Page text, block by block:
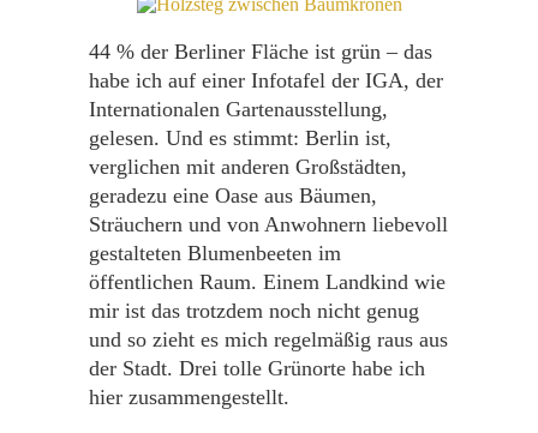
44 % der Berliner Fläche ist grün – das
habe ich auf einer Infotafel der IGA, der
Internationalen Gartenausstellung,
gelesen. Und es stimmt: Berlin ist,
verglichen mit anderen Großstädten,
geradezu eine Oase aus Bäumen,
Sträuchern und von Anwohnern liebevoll
gestalteten Blumenbeeten im
öffentlichen Raum. Einem Landkind wie
mir ist das trotzdem noch nicht genug
und so zieht es mich regelmäßig raus aus
der Stadt. Drei tolle Grünorte habe ich
hier zusammengestellt.